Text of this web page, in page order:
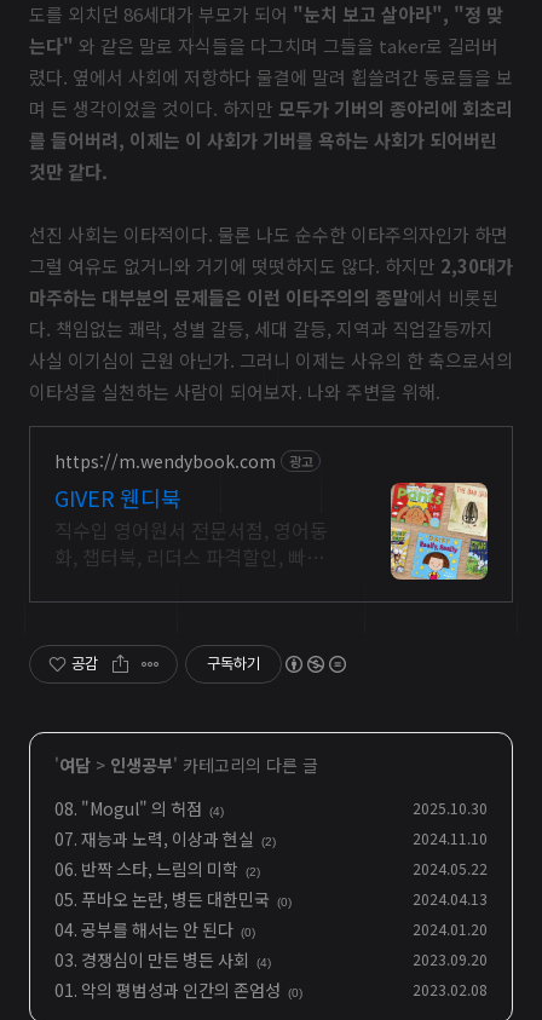
도를 외치던 86세대가 부모가 되어 "눈치 보고 살아라", "정 맞
는다" 와 같은 말로 자식들을 다그치며 그들을 taker로 길러버
렸다. 옆에서 사회에 저항하다 물결에 말려 휩쓸려간 동료들을 보
며 든 생각이었을 것이다. 하지만 모두가 기버의 종아리에 회초리
를 들어버려, 이제는 이 사회가 기버를 욕하는 사회가 되어버린
것만 같다.
선진 사회는 이타적이다. 물론 나도 순수한 이타주의자인가 하면
그럴 여유도 없거니와 거기에 떳떳하지도 않다. 하지만 2,30대가
마주하는 대부분의 문제들은 이런 이타주의의 종말에서 비롯된
다. 책임없는 쾌락, 성별 갈등, 세대 갈등, 지역과 직업갈등까지
사실 이기심이 근원 아닌가. 그러니 이제는 사유의 한 축으로서의
이타성을 실천하는 사람이 되어보자. 나와 주변을 위해.
https://m.wendybook.com 광고
GIVER 웬디북
직수입 영어원서 전문서점, 영어동
화, 챕터북, 리더스 파격할인, 빠른배
공감 구독하기
'여담 > 인생공부' 카테고리의 다른 글
08. "Mogul" 의 허점
(4) 2025.10.30
07. 재능과 노력, 이상과 현실 (2) 2024.11.10
06. 반짝 스타, 느림의 미학 (2) 2024.05.22
05. 푸바오 논란, 병든 대한민국 (0) 2024.04.13
04. 공부를 해서는 안 된다 (0) 2024.01.20
03. 경쟁심이 만든 병든 사회 (4) 2023.09.20
01. 악의 평범성과 인간의 존엄성 (0) 2023.02.08